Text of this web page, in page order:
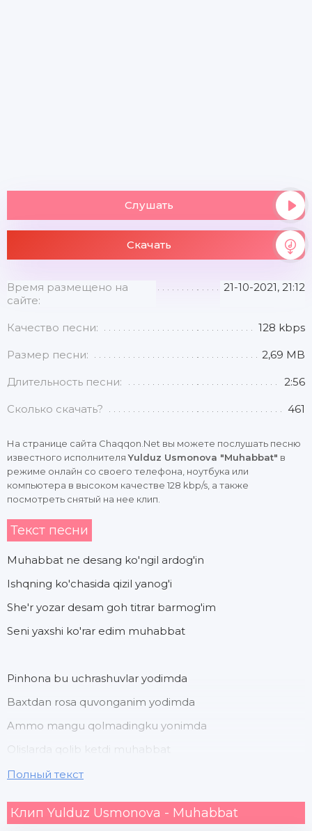
Слушать
Скачать
Время размещено на
сайте:
21-10-2021, 21:12
Качество песни: 128 kbps
Размер песни: 2,69 MB
Длительность песни: 2:56
Сколько скачать? 461
На странице сайта Chaqqon.Net вы можете послушать песню
известного исполнителяYulduz Usmonova "Muhabbat" в
режиме онлайн со своего телефона, ноутбука или
компьютера в высоком качестве 128 kbp/s, а также
посмотреть снятый на нее клип.
Текст песни
Muhabbat ne desang ko'ngil ardog'in
Ishqning ko'chasida qizil yanog'i
She'r yozar desam goh titrar barmog'im
Seni yaxshi ko'rar edim muhabbat
Pinhona bu uchrashuvlar yodimda
Baxtdan rosa quvonganim yodimda
Ammo mangu qolmadingku yonimda
Olislarda qolib ketdi muhabbat
Bilmayman bilmayman
Полный текст
Клип Yulduz Usmonova - Muhabbat